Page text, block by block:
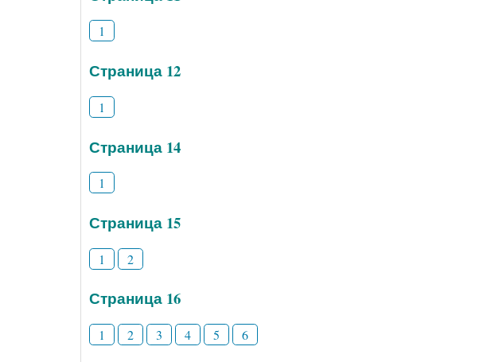
1
Страница 12
1
Страница 14
1
Страница 15
1 2
Страница 16
1 2 3 4 5 6